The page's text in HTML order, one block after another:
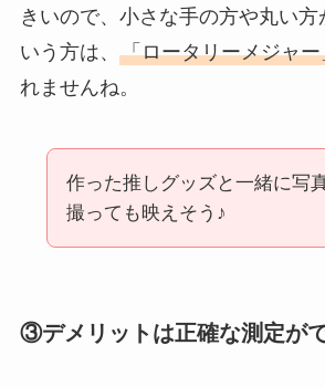
きいので、小さな手の方や丸い方
いう方は、 「ロータリーメジャー
れませんね。
作った推しグッズと一緒に写
撮っても映えそう♪
③デメリットは正確な測定が